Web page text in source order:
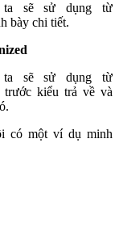
ta sẽ sử dụng từ
bày chi tiết.
ta sẽ sử dụng từ
kiểu trả về và
có một ví dụ minh